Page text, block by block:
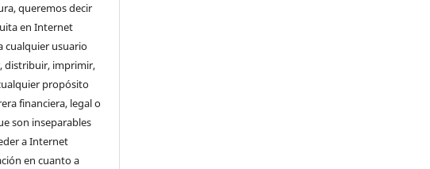
queremos decir
en Internet
cualquier usuario
distribuir, imprimir,
propósito
financiera, legal o
son inseparables
a Internet
en cuanto a